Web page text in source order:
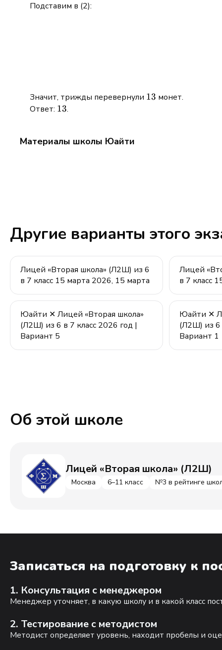
Подставим в (2):
Значит, трижды перевернули 13
13 монет.
Ответ: 13
13.
Материалы школы Юайти
Другие варианты этого
Лицей «Вторая школа» (Л2Ш) из 6
в 7 класс 15 марта 2026, 15 марта
Лицей
в 7 класс
Юайти ✕ Лицей «Вторая школа»
(Л2Ш) из 6 в 7 класс 2026 год |
Вариант 5
Юайти ✕
(Л2Ш) из 6
Вариант 1
Об этой школе
Лицей «Вторая школа» (Л2Ш)
Москва 6–11 класс №3 в рейтинге
Записаться на подготовку к
1. Консультация с менеджером
Менеджер уточняет, в какую школу и в какой класс
2. Тестирование с методистом
Методист определяет уровень, находит пробелы и